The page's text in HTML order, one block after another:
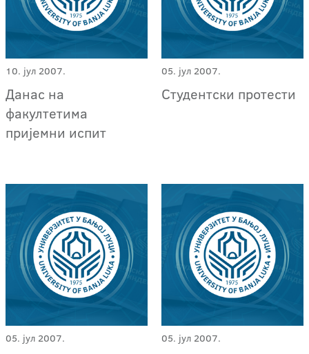
10. јул 2007.
Данас на
факултетима
пријемни испит
05. јул 2007.
Студентски протести
05. јул 2007. 05. јул 2007.